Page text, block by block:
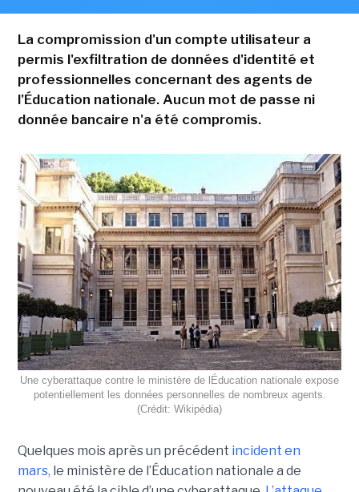
La compromission d'un compte utilisateur a
permis l'exfiltration de données d'identité et
professionnelles concernant des agents de
l'Éducation nationale. Aucun mot de passe ni
donnée bancaire n'a été compromis.
Une cyberattaque contre le ministère de lÉducation nationale expose
potentiellement les données personnelles de nombreux agents.
(Crédit: Wikipédia)
Quelques mois après un précédent incident en
mars, le ministère de l’Éducation nationale a de